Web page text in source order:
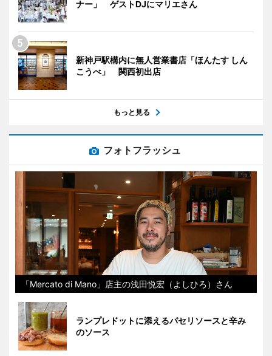
ナー」 ゲストDJにマリエさん
新神戸駅構内に無人営業書店「ほんたす しん
こうべ」 関西初出店
もっと見る
フォトフラッシュ
「Mercato di Mano」店主の浅田悦宏（よしひろ）さん
ランプレドットに添えるパセリソースと辛み
のソース